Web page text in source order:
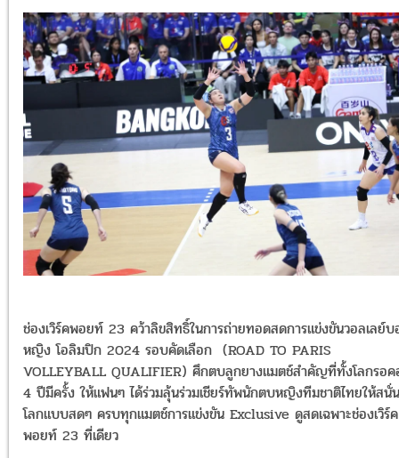
ช่องเวิร์คพอยท์ 23 คว้าลิขสิทธิ์ในการถ่ายทอดสดการแข่งขันวอลเลย์
หญิง โอลิมปิก 2024 รอบคัดเลือก (ROAD TO PARIS
VOLLEYBALL QUALIFIER) ศึกตบลูกยางแมตช์สำคัญที่ทั้งโลกรอ
4 ปีมีครั้ง ให้แฟนๆ ได้ร่วมลุ้นร่วมเชียร์ทัพนักตบหญิงทีมชาติไทยให้สนั่น
โลกแบบสดๆ ครบทุกแมตช์การแข่งขัน Exclusive ดูสดเฉพาะช่องเวิร์ค
พอยท์ 23 ที่เดียว